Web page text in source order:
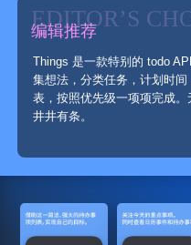
EDITOR’S
编辑推荐
Things 是一款特别的 todo
集想法，分类任务，计划时间
表，按照优先级一项项完成
井井有条。